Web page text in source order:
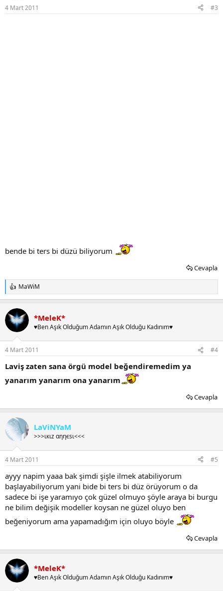
4 Mart 2011 #3
bende bi ters bi düzü biliyorum
Cevapla
T
e
k
i
l
MaWiM
*MeleK*
♥Ben Aşık Olduğum Adamın Aşık Olduğu Kadınım♥
4 Mart 2011 #4
Laviş zaten sana örgü model beğendiremedim ya
yanarım yanarım ona yanarım
Cevapla
LaViNYaM
>>>ιкιz αηηєѕι<<<
4 Mart 2011 #5
ayyy napim yaaa bak şimdi şişle ilmek atabiliyorum
başlayabiliyorum yani bide bi ters bi düz örüyorum o da
sadece bi işe yaramıyo çok güzel olmuyo şöyle araya bi burgu
ne bilim değişik modeller koysan ne güzel oluyo ben
beğeniyorum ama yapamadığım için oluyo böyle
Cevapla
*MeleK*
♥Ben Aşık Olduğum Adamın Aşık Olduğu Kadınım♥